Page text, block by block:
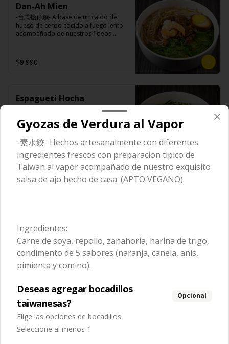
de hierbas (canela, anís, pimienta y
comino), mirin (azúcar, arroz, agua,
alcohol).
taiwanes, extracto de apio, extracto de
repollo, poroto de soya, comino,
paprika, pimienta, azúcar) , harina de
trigo, pan rallado, maicena, zanahoria
salsa de soya, aceite, pimienta sal
brocoli (o choclo con pepino en su
extracto de repollo, poroto de soya,
comino, paprika, pimienta, azúcar,
huevo (opcional), jengibre, cebollín,
salsa de soya, ajo, agua, azúcar, mix
de hierbas (canela, anís, pimienta y
comino), mirin (azúcar, arroz, agua,
alcohol).
Dan-Ah Mien
-台式擔仔麵- A base de un caldo de
hueso de cerdo cocido a fuego lento
acompañado de nuestros fideos
ecuatorianos, medio huevo estilo
Taiwan y un toque de cilantro.
Ingredientes:
Panceta de cerdo ,cebolla morada
soya, azúcar, azúcar morena, miel y
condimento 5 sabores (naranja,
canela, anís, pimienta y comino),
medio huevo estilo Taiwán (huevo,
jengibre, cebollín, salsa de soya, ajo,
agua, azúcar, bolsa de hierba (canela,
anís, pimienta y comino), mirin (azúcar,
arroz, agua, alcohol).
cebolla, maní, maíz, especies
orientales, sal, cardamomo, pimienta
negra, pimienta blanca).
$9.990
Espagueti Hocha
-滷肉乾拌麵- Deliciosos fideos frescos
artesanales (de trigo o de arroz)
acompañados de estofado de
panceta picada con especias y
condimentos nativos de Taiwan,
zanahoria y pepino rallados.
Ingredientes:
canela, anís, pimienta y comino),
pepino, zanahoria, salsa ostra vegana
(trigo, soya, shitake, sal, maíz).
$8.990
acompañando de deliciosas gyozas
artesanales.
Ingredientes:
ajo, cebolla blanca, cebollín, jengibre,
zanahoria, bolsa de hierba (canela,
anís, pimienta y comino), condimento 5
sabores (naranja, canela, anís,
pimienta y comino), aceite de sésamo,
azúcar, salsa de soya, salsa de poroto
(agua, poroto de soya, trigo, azúcar,
$12.990
-招牌紅燒牛肉麵- Caldo de asado de
tira estrictamente seleccionado,
y salsas nativas de Taiwán por mas de
tres horas acompañando de nuestros
fideos frescos artesanales.
Gyozas de Verdura al Vapor
-素水餃- Hechos artesanalmente con diferentes
ingredientes frescos con preparacion tipico de
Taiwan al vapor acompañado de nuestro exquisito
salsa de ajo hecho de casa. (APTO VEGANO)
Ingredientes:
Carne de soya, repollo, zanahoria, harina de trigo,
condimento de 5 sabores (naranja, canela, anís,
pimienta y comino).
Deseas agregar bocadillos
taiwanesas?
Opcional
Elige las opciones de bocadillos
Seleccione al menos 1